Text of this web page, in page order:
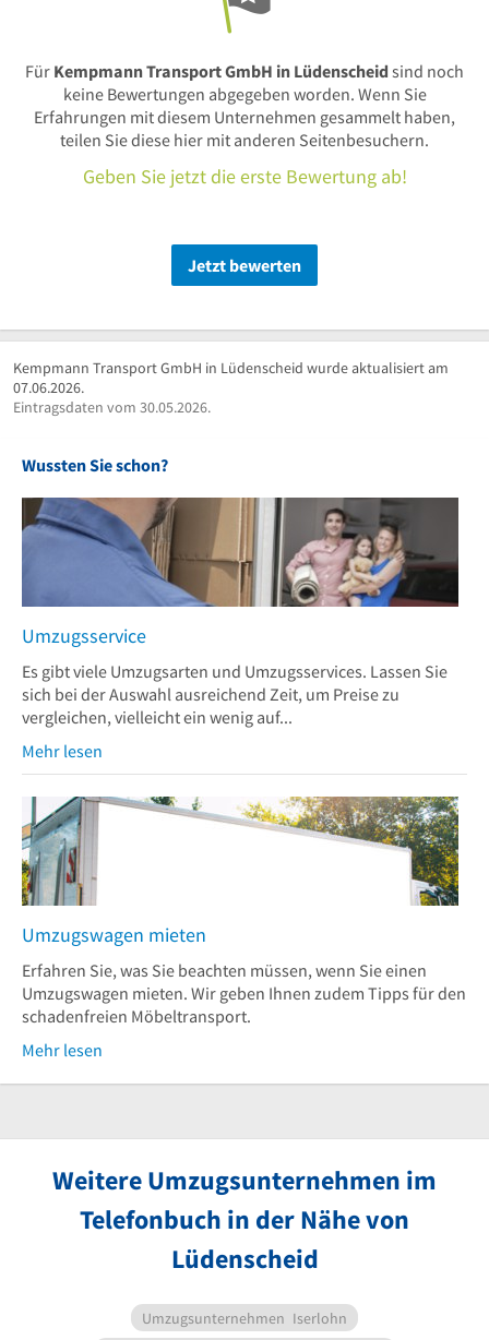
Für Kempmann Transport GmbH in Lüdenscheid sind noch
keine Bewertungen abgegeben worden. Wenn Sie
Erfahrungen mit diesem Unternehmen gesammelt haben,
teilen Sie diese hier mit anderen Seitenbesuchern.
Geben Sie jetzt die erste Bewertung ab!
Jetzt bewerten
Kempmann Transport GmbH in Lüdenscheid wurde aktualisiert am
07.06.2026.
Eintragsdaten vom 30.05.2026.
Wussten Sie schon?
Umzugsservice
Es gibt viele Umzugsarten und Umzugsservices. Lassen Sie
sich bei der Auswahl ausreichend Zeit, um Preise zu
vergleichen, vielleicht ein wenig auf...
Mehr lesen
Umzugswagen mieten
Erfahren Sie, was Sie beachten müssen, wenn Sie einen
Umzugswagen mieten. Wir geben Ihnen zudem Tipps für den
schadenfreien Möbeltransport.
Mehr lesen
Weitere Umzugsunternehmen im
Telefonbuch in der Nähe von
Lüdenscheid
Umzugsunternehmen Iserlohn